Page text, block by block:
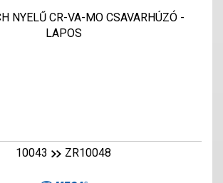
NYELŰ CR-VA-MO CSAVARHÚZÓ -
LAPOS
10043 ZR10048